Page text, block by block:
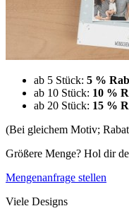
ab 5 Stück: 5 %
ab 10 Stück: 10 %
ab 20 Stück: 15 %
(Bei gleichem Motiv;
Größere Menge? Hol dir
Mengenanfrage stellen
Viele Designs